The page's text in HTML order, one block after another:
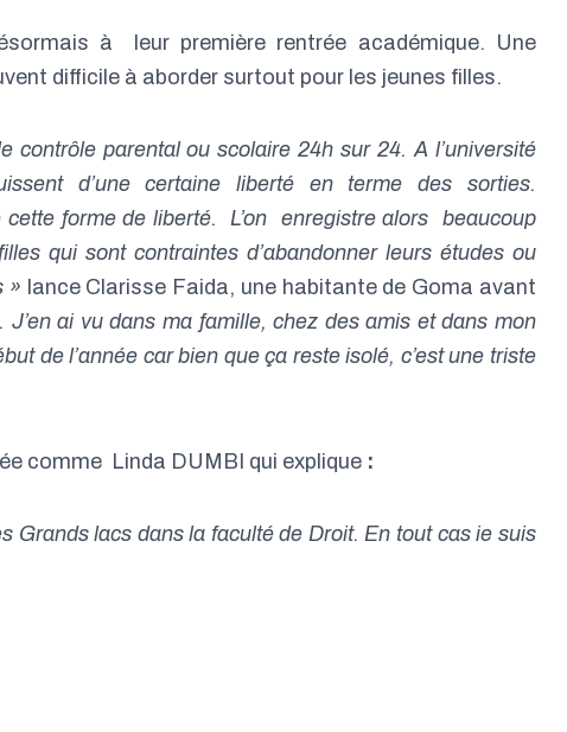
à leur première rentrée académique. Une
difficile à aborder surtout pour les jeunes filles.
parental ou scolaire 24h sur 24. A l’université
d’une certaine liberté en terme des sorties.
forme de liberté. L’on enregistre alors beaucoup
qui sont contraintes d’abandonner leurs études ou
» lance Clarisse Faida, une habitante de Goma avant
ai vu dans ma famille, chez des amis et dans mon
de l’année car bien que ça reste isolé, c’est une triste
comme Linda DUMBI qui explique :
Grands lacs dans la faculté de Droit. En tout cas je suis